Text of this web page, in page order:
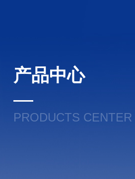
产品中心
PRODUCTS CENTER